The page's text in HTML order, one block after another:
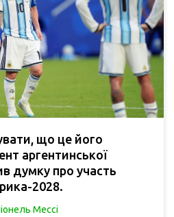
що це його
аргентинської
думку про участь
2028.
Мессі